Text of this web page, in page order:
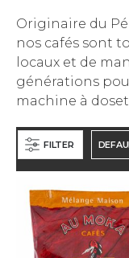
Originaire du
nos cafés sont
locaux et de
générations
machine à
FILTER